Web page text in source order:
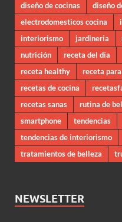
diseño de cocinas
diseño
electrodomesticos cocina
interiorismo
jardineria
nutrición
receta del día
receta healthy
receta
recetas de cocina
recetas sanas
rutina de
smartphone
tendencias
tendencias de interiorismo
tratamientos de belleza
NEWSLETTER